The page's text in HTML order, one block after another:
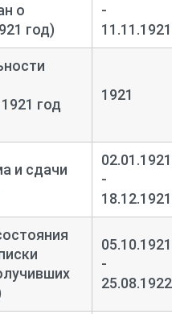
о
год)
-
11.11.1921
год
1921
и сдачи
02.01.1921
-
18.12.1921
05.10.1921
-
25.08.1922